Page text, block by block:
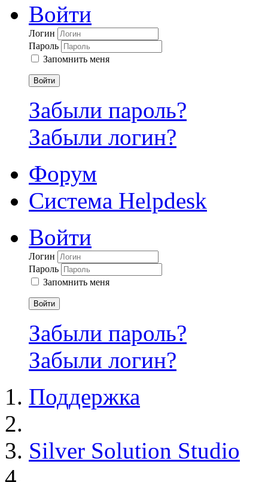
Войти
Логин
Пароль
Запомнить меня
Войти
Забыли пароль?
Забыли логин?
Форум
Система Helpdesk
Войти
Логин
Пароль
Запомнить меня
Войти
Забыли пароль?
Забыли логин?
Поддержка
Silver Solution Studio